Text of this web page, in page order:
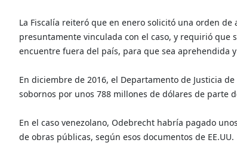
La Fiscalía reiteró que en enero solicitó una orden
presuntamente vinculada con el caso, y requirió que
encuentre fuera del país, para que sea aprehendida
En diciembre de 2016, el Departamento de Justicia
sobornos por unos 788 millones de dólares de parte
En el caso venezolano, Odebrecht habría pagado
de obras públicas, según esos documentos de EE.UU.